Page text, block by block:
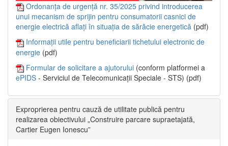
Ordonanța de urgență nr. 35/2025 privind introducerea
unui mecanism de sprijin pentru consumatorii casnici de
energie electrică aflați în situația de sărăcie energetică (pdf)
Informații utile pentru beneficiarii tichetului electronic de
energie (pdf)
Formular de solicitare a ajutorului (conform platformei a
ePIDS - Serviciul de Telecomunicații Speciale - STS) (pdf)
Exproprierea pentru cauză de utilitate publică pentru
realizarea obiectivului „Construire parcare supraetajată,
Cartier Eugen Ionescu”